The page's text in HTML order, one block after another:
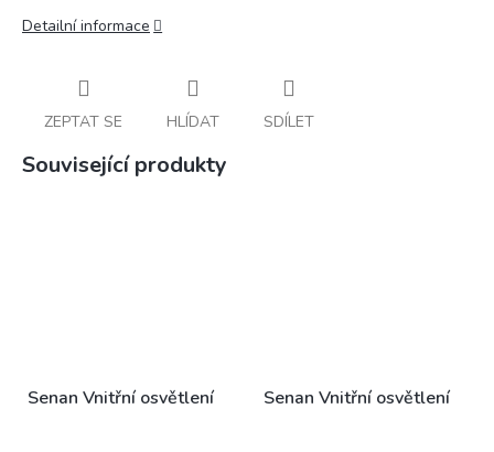
Detailní informace
ZEPTAT SE HLÍDAT SDÍLET
Související produkty
Senan Vnitřní osvětlení Senan Vnitřní osvětlení